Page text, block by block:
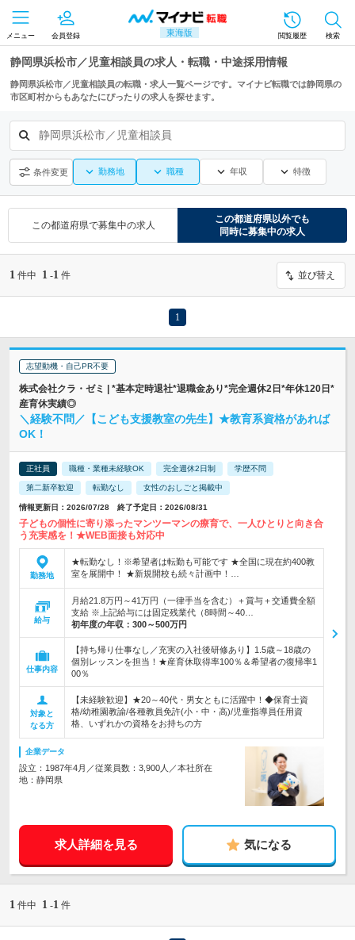
東海版
メニュー 会員登録 閲覧履歴 検索
静岡県浜松市／児童相談員の求人・転職・中途採用情報
静岡県浜松市／児童相談員の転職・求人一覧ページです。マイナビ転職では静岡県の
市区町村からもあなたにぴったりの求人を探せます。
静岡県浜松市／児童相談員
条件変更 勤務地 職種 年収 特徴
この都道府県で募集中の求人
この都道府県以外でも
同時に募集中の求人
1 件中 1 -1 件 並び替え
1
志望動機・自己PR不要
株式会社クラ・ゼミ | *基本定時退社*退職金あり*完全週休2日*年休120日*
産育休実績◎
＼経験不問／【こども支援教室の先生】★教育系資格があれば
OK！
正社員 職種・業種未経験OK 完全週休2日制 学歴不問
第二新卒歓迎 転勤なし 女性のおしごと掲載中
情報更新日：2026/07/28 終了予定日：2026/08/31
子どもの個性に寄り添ったマンツーマンの療育で、一人ひとりと向き合
う充実感を！★WEB面接も対応中
勤務地
★転勤なし！※希望者は転勤も可能です ★全国に現在約400教
室を展開中！ ★新規開校も続々計画中！…
給与
月給21.8万円～41万円（一律手当を含む）＋賞与＋交通費全額
支給 ※上記給与には固定残業代（8時間～40…
初年度の年収： 300～500万円
仕事内容
【持ち帰り仕事なし／充実の入社後研修あり】1.5歳～18歳の
個別レッスンを担当！★産育休取得率100％＆希望者の復帰率1
00％
対象と
なる方
【未経験歓迎】★20～40代・男女ともに活躍中！◆保育士資
格/幼稚園教諭/各種教員免許(小・中・高)/児童指導員任用資
格、いずれかの資格をお持ちの方
企業データ
設立：1987年4月／従業員数：3,900人／本社所在
地：静岡県
求人詳細を見る 気になる
1 件中 1 -1 件